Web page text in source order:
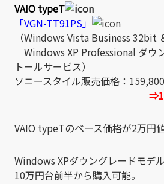
VAIO typeT
「VGN-TT91PS」
（Windows Vista Business 32bit
Windows XP Professional ダウ
トールサービス）
ソニースタイル販売価格：
VAIO typeTのベース価格が2万円
Windows XPダウングレードモデ
10万円台前半から購入可能。